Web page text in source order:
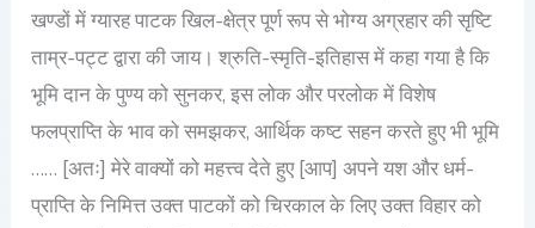
खण्डों में ग्यारह पाटक खिल-क्षेत्र पूर्ण रूप से भोग्य अग्रहार की सृष्टि
ताम्र-पट्ट द्वारा की जाय। श्रुति-स्मृति-इतिहास में कहा गया है कि
भूमि दान के पुण्य को सुनकर, इस लोक और परलोक में विशेष
फलप्राप्ति के भाव को समझकर, आर्थिक कष्ट सहन करते हुए भी भूमि
…… [अतः] मेरे वाक्यों को महत्त्व देते हुए [आप] अपने यश और धर्म-
प्राप्ति के निमित्त उक्त पाटकों को चिरकाल के लिए उक्त विहार को